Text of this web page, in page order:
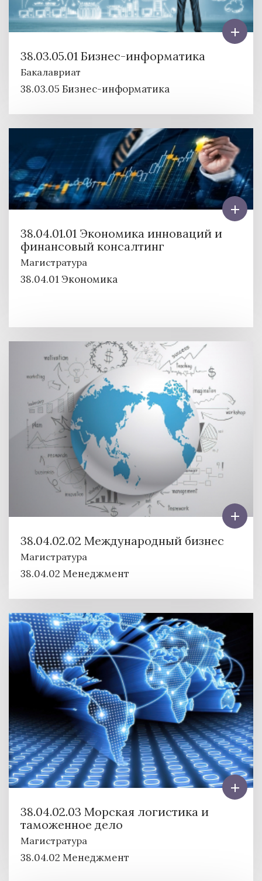
38.03.05.01 Бизнес-информатика
Бакалавриат
38.03.05 Бизнес-информатика
38.04.01.01 Экономика инноваций и
финансовый консалтинг
Магистратура
38.04.01 Экономика
38.04.02.02 Международный бизнес
Магистратура
38.04.02 Менеджмент
38.04.02.03 Морская логистика и
таможенное дело
Магистратура
38.04.02 Менеджмент